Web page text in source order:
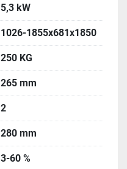
5,3 kW
1026-1855x681x1850
250 KG
265 mm
2
280 mm
3-60 %